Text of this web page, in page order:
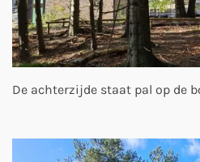
De achterzijde staat pal op de